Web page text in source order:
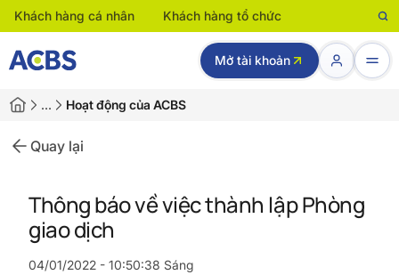
Khách hàng cá nhân Khách hàng tổ chức
Mở tài khoản
… Hoạt động của ACBS
Quay lại
Thông báo về việc thành lập Phòng
giao dịch
04/01/2022 - 10:50:38 Sáng